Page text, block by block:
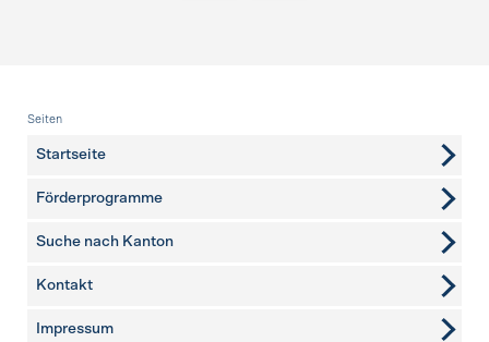
Fusszeile
Seiten
Startseite
Förderprogramme
Suche nach Kanton
weitere Seiten
Kontakt
Impressum